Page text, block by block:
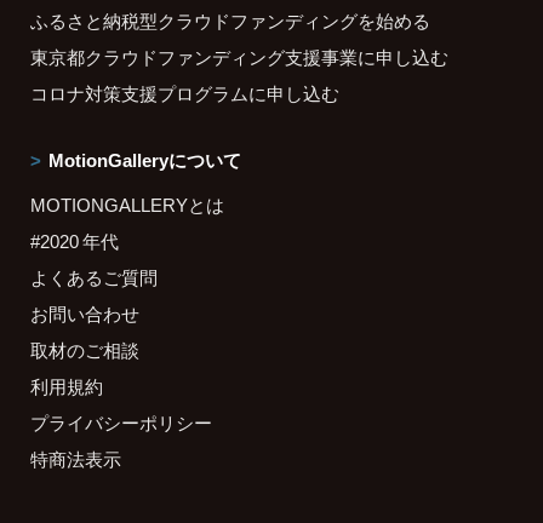
ふるさと納税型クラウドファンディングを始める
東京都クラウドファンディング支援事業に申し込む
コロナ対策支援プログラムに申し込む
MotionGalleryについて
MOTIONGALLERYとは
#2020 年代
よくあるご質問
お問い合わせ
取材のご相談
利用規約
プライバシーポリシー
特商法表示